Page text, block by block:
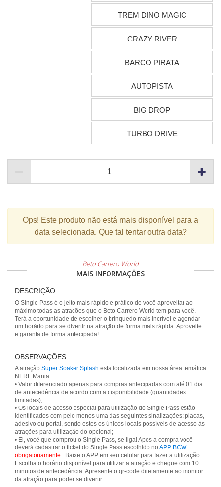
TREM DINO MAGIC
CRAZY RIVER
BARCO PIRATA
AUTOPISTA
BIG DROP
TURBO DRIVE
Ops! Este produto não está mais disponível para a
data selecionada. Que tal tentar outra data?
Beto Carrero World
MAIS INFORMAÇÕES
DESCRIÇÃO
O Single Pass é o jeito mais rápido e prático de você aproveitar ao
máximo todas as atrações que o Beto Carrero World tem para você.
Terá a oportunidade de escolher o brinquedo mais incrível e agendar
um horário para se divertir na atração de forma mais rápida. Aproveite
e garanta de forma antecipada!
OBSERVAÇÕES
A atração Super Soaker Splash está localizada em nossa área temática
NERF Mania.
• Valor diferenciado apenas para compras antecipadas com até 01 dia
de antecedência de acordo com a disponibilidade (quantidades
limitadas);
• Os locais de acesso especial para utilização do Single Pass estão
identificados com pelo menos uma das seguintes sinalizações: placas,
adesivo ou portal, sendo estes os únicos locais possíveis de acesso às
atrações para utilização do opcional;
• Ei, você que comprou o Single Pass, se liga! Após a compra você
deverá cadastrar o ticket do Single Pass escolhido no APP BCW+
obrigatoriamente . Baixe o APP em seu celular para fazer a utilização.
Escolha o horário disponível para utilizar a atração e chegue com 10
minutos de antecedência. Apresente o qr-code diretamente ao monitor
da atração para poder se divertir.